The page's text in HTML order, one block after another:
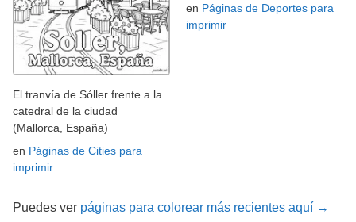
El tranvía de Sóller frente a la
catedral de la ciudad
(Mallorca, España)
en Páginas de Cities para
imprimir
en Páginas de Deportes para
imprimir
Puedes ver páginas para colorear más recientes aquí →